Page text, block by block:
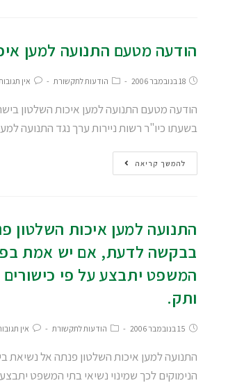
הודעה מטעם התנועה למען
18 בנובמבר 2006 הודעות לתקשורת אין
הודעה מטעם התנועה למען איכות השלטון
בשעתו כיו"ר רשות ניירות ערך נגד התנועה
להמשך קריאה
התנועה למען איכות
בבקשה לדעת, אם יש אמת
המשפט יתבצע על פי
ותק.
15 בנובמבר 2006 הודעות לתקשורת אין
התנועה למען איכות השלטון פנתה אל
הנימוקים לכך שמינוי נשיאי בתי המשפט